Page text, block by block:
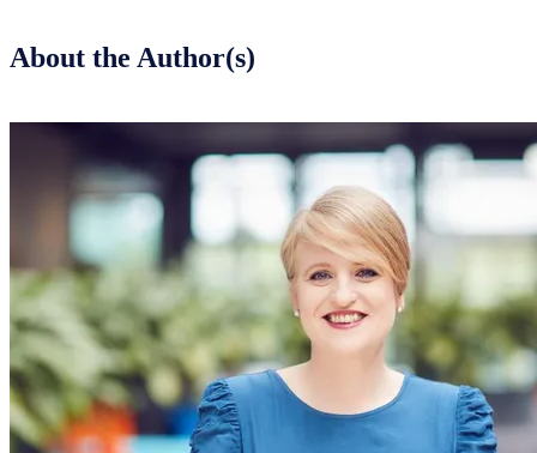
About the Author(s)